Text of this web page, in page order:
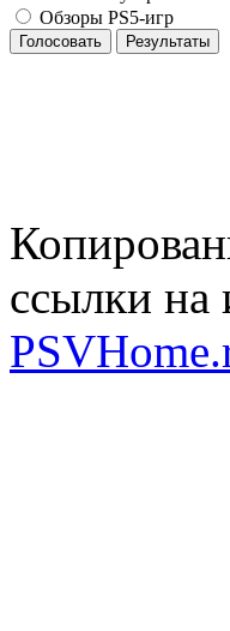
Обзоры PS5-игр
Голосовать Результаты
ссылки на